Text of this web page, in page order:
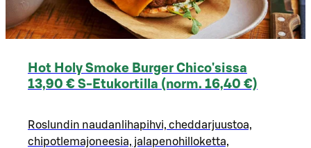
Hot Holy Smoke Burger Chico'sissa
13,90 € S-Etukortilla (norm. 16,40 €)
Roslundin naudanlihapihvi, cheddarjuustoa,
chipotlemajoneesia, jalapenohilloketta,